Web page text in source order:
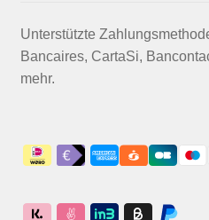
Unterstützte
Bancaires, CartaSi,
mehr.